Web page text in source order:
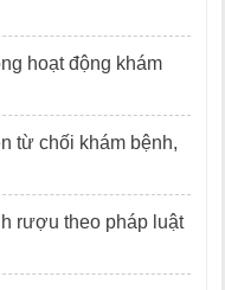
hoạt động khám
từ chối khám bệnh,
rượu theo pháp luật